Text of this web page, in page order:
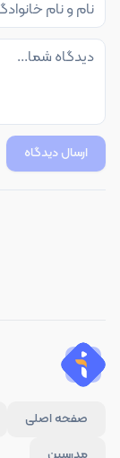
ارسال دیدگاه
صفحه اصلی